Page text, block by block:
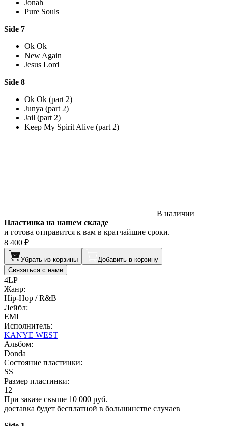
Jonah
Pure Souls
Side 7
Ok Ok
New Again
Jesus Lord
Side 8
Ok Ok (part 2)
Junya (part 2)
Jail (part 2)
Keep My Spirit Alive (part 2)
В наличии
Пластинка на нашем складе
и готова отправится к вам в кратчайшие сроки.
8 400 ₽
Убрать из корзины
Добавить в корзину
Связаться с нами
4LP
Жанр:
Hip-Hop / R&B
Лейбл:
EMI
Исполнитель:
KANYE WEST
Альбом:
Donda
Состояние пластинки:
SS
Размер пластинки:
12
При заказе свыше 10 000 руб.
доставка будет бесплатной в большинстве случаев